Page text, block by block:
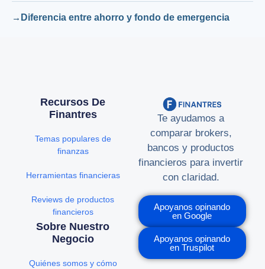
Diferencia entre ahorro y fondo de emergencia
Te ayudamos a
comparar brokers,
bancos y productos
financieros para invertir
con claridad.
Apoyanos opinando
en Google
Apoyanos opinando
en Truspilot
Recursos De
Finantres
Temas populares de
finanzas
Herramientas financieras
Reviews de productos
financieros
Sobre Nuestro
Negocio
Quiénes somos y cómo